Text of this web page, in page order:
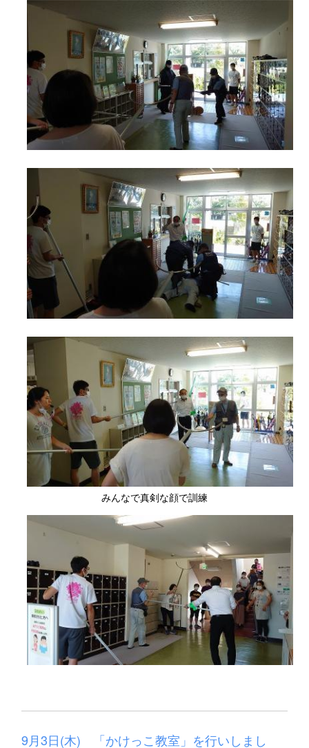
みんなで真剣な顔で訓練
9月3日(木) 「かけっこ教室」を行いしまし